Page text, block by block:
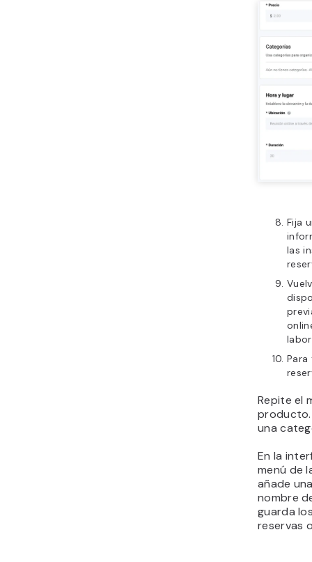
Fija
las
Repite el
producto.
una
En la
menú de
añade
nombre
guarda
reservas